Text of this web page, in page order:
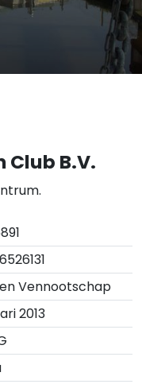
Club B.V.
Vennootschap
2013